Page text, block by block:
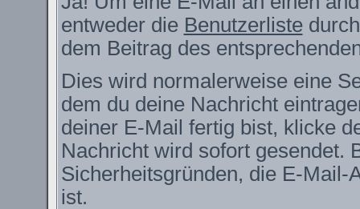
entweder die Benutzerliste
dem Beitrag des
Dies wird normalerweise eine
dem du deine Nachricht
deiner E-Mail fertig bist, klicke
Nachricht wird sofort gesendet.
Sicherheitsgründen, die E-Mail-
ist.